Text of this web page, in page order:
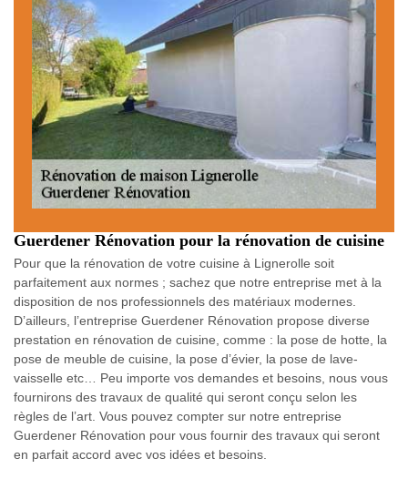
Guerdener Rénovation pour la rénovation de cuisine
Pour que la rénovation de votre cuisine à Lignerolle soit
parfaitement aux normes ; sachez que notre entreprise met à la
disposition de nos professionnels des matériaux modernes.
D’ailleurs, l’entreprise Guerdener Rénovation propose diverse
prestation en rénovation de cuisine, comme : la pose de hotte, la
pose de meuble de cuisine, la pose d’évier, la pose de lave-
vaisselle etc… Peu importe vos demandes et besoins, nous vous
fournirons des travaux de qualité qui seront conçu selon les
règles de l’art. Vous pouvez compter sur notre entreprise
Guerdener Rénovation pour vous fournir des travaux qui seront
en parfait accord avec vos idées et besoins.